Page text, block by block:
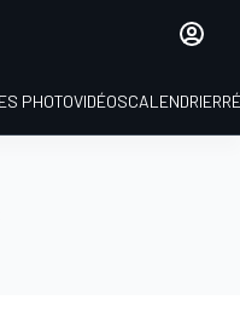
PHOTOVIDÉOSCALENDRIER